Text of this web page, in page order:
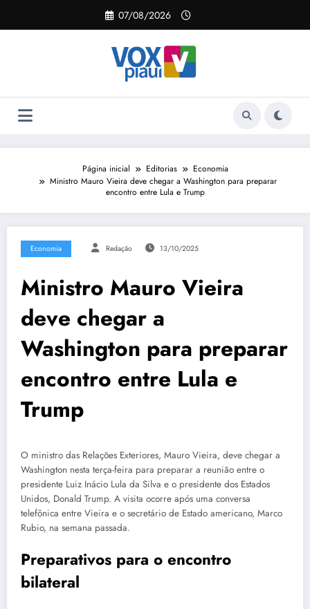
o
07/08/2026
Página inicial Editorias
Economia
Ministro Mauro Vieira deve chegar a Washington para preparar
encontro entre Lula e Trump
Economia Redação 13/10/2025
Ministro Mauro Vieira
deve chegar a
Washington para preparar
encontro entre Lula e
Trump
O ministro das Relações Exteriores, Mauro Vieira, deve chegar a
Washington nesta terça-feira para preparar a reunião entre o
presidente Luiz Inácio Lula da Silva e o presidente dos Estados
Unidos, Donald Trump. A visita ocorre após uma conversa
telefônica entre Vieira e o secretário de Estado americano, Marco
Rubio, na semana passada.
Preparativos para o encontro
bilateral